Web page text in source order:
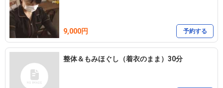
9,000円 予約する
整体＆もみほぐし（着衣のまま）30分